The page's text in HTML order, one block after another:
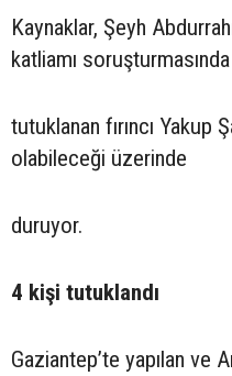
Kaynaklar, Şeyh
katliamı soruşturmasında
tutuklanan fırıncı Yakup
olabileceği üzerinde
duruyor.
4 kişi tutuklandı
Gaziantep’te yapılan ve